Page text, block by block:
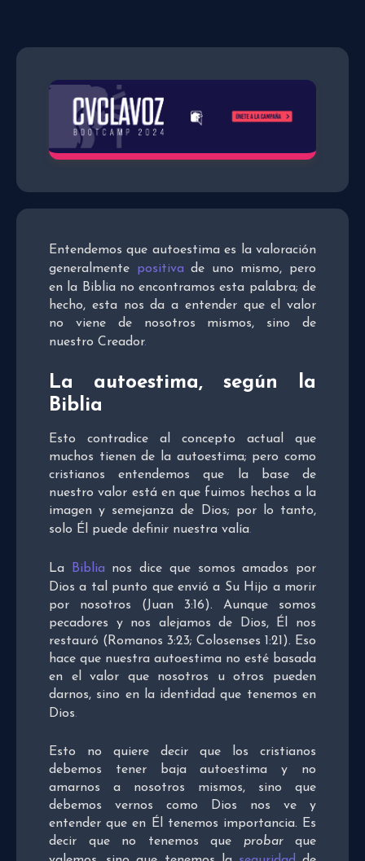
Entendemos que autoestima es la valoración
generalmente positiva de uno mismo, pero
en la Biblia no encontramos esta palabra; de
hecho, esta nos da a entender que el valor
no viene de nosotros mismos, sino de
nuestro Creador.
La autoestima, según la
Biblia
Esto contradice al concepto actual que
muchos tienen de la autoestima; pero como
cristianos entendemos que la base de
nuestro valor está en que fuimos hechos a la
imagen y semejanza de Dios; por lo tanto,
solo Él puede definir nuestra valía.
La Biblia nos dice que somos amados por
Dios a tal punto que envió a Su Hijo a morir
por nosotros (Juan 3:16). Aunque somos
pecadores y nos alejamos de Dios, Él nos
restauró (Romanos 3:23; Colosenses 1:21). Eso
hace que nuestra autoestima no esté basada
en el valor que nosotros u otros pueden
darnos, sino en la identidad que tenemos en
Dios.
Esto no quiere decir que los cristianos
debemos tener baja autoestima y no
amarnos a nosotros mismos, sino que
debemos vernos como Dios nos ve y
entender que en Él tenemos importancia. Es
decir que no tenemos que probarque